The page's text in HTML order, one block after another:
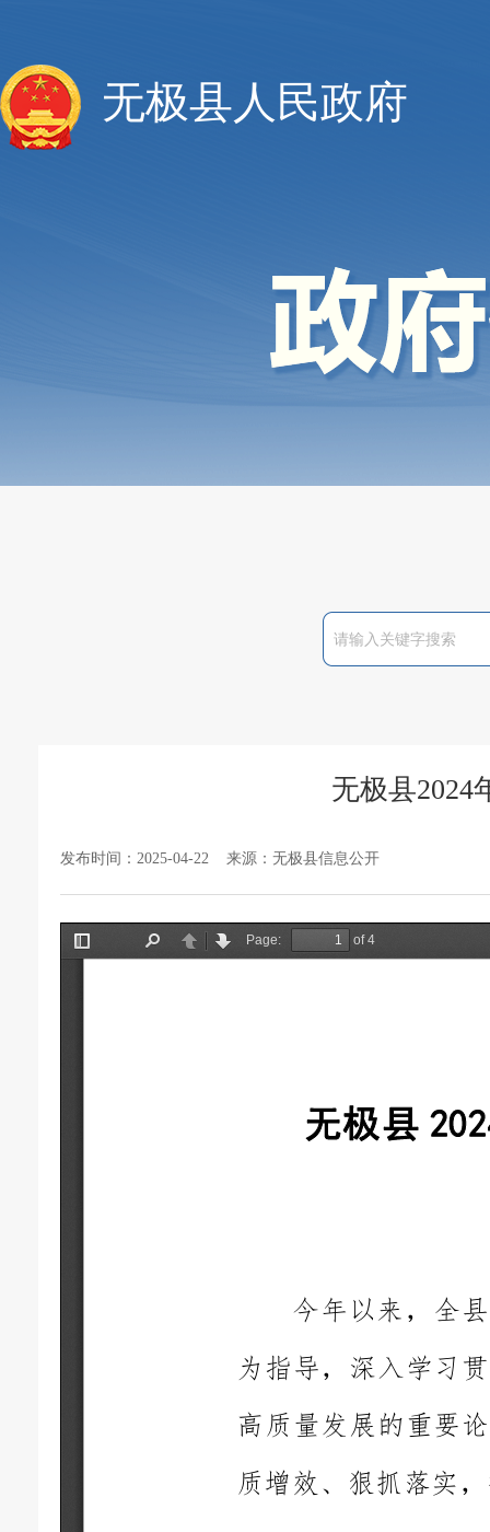
无极县人民政府
无极县2024
发布时间：2025-04-22 来源：无极县信息公开